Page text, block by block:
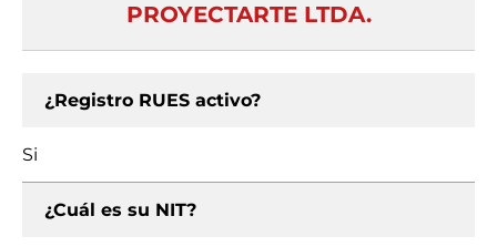
PROYECTARTE LTDA.
¿Registro RUES activo?
Si
¿Cuál es su NIT?